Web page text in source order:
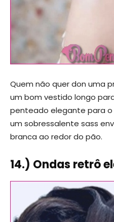
Quem não quer don uma
um bom vestido longo
penteado elegante para o
um sobressalente sass
branca ao redor do pão.
14.) Ondas retrô